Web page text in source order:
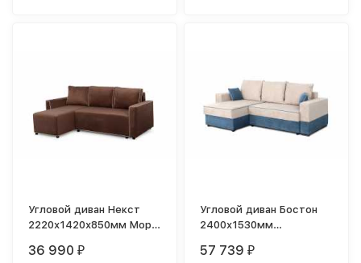
Угловой диван Некст
2220х1420х850мм Мора
Мора бежевый
36 990₽
Угловой диван Бостон
2400х1530мм
бежевый / Тороно
57 739₽